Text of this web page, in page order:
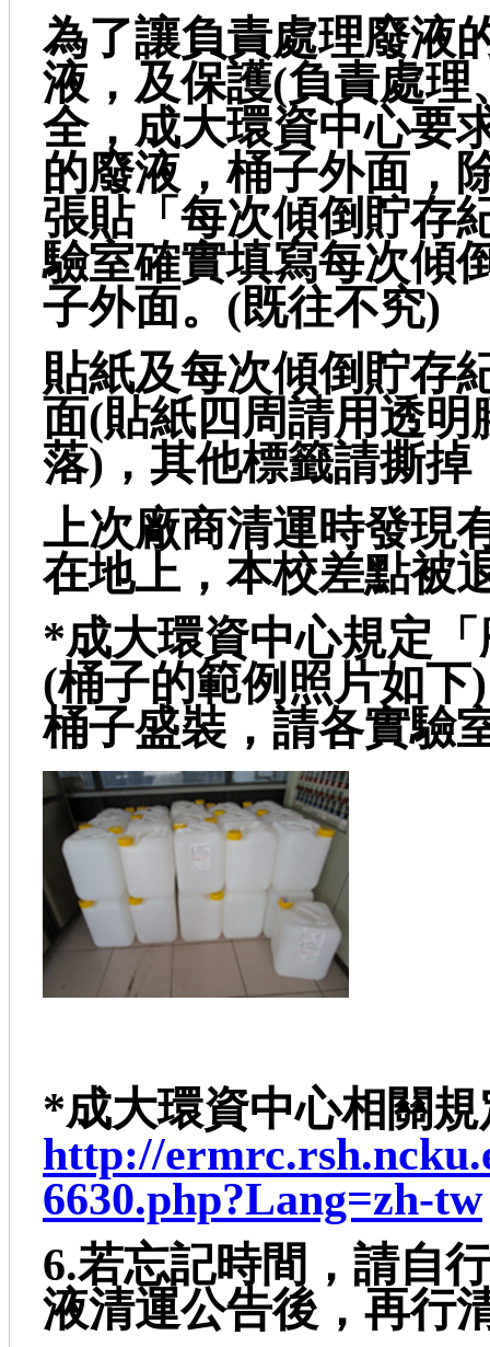
為了讓負責處理廢液
液，及保護(負責處
全，成大環資中心要
的廢液，桶子外面，
張貼「每次傾倒貯存
驗室確實填寫每次傾
子外面。(既往不究)
貼紙及每次傾倒貯存
面(貼紙四周請用透
落)，其他標籤請撕掉
上次廠商清運時發現
在地上，本校差點被
*成大環資中心規定
(桶子的範例照片如
桶子盛裝，請各實驗
*成大環資中心相關
http://
6630.php?Lang=zh-tw
6.若忘記時間，請自
液清運公告後，再行